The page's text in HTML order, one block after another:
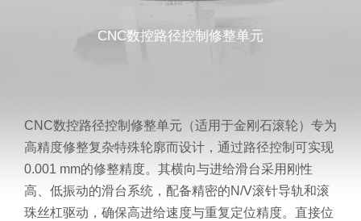
CNC数控路径控制修整单元
CNC数控路径控制修整单元（适用于金刚石滚轮）专为
高精度修整复杂特殊轮廓而设计，通过路径控制可实现
0.001 mm的修整精度。其横向与进给滑台采用刚性
高、低振动的滑台系统，配备精密的N/V滚针导轨和滚
珠丝杠驱动，确保高进给速度与重复定位精度。直接位